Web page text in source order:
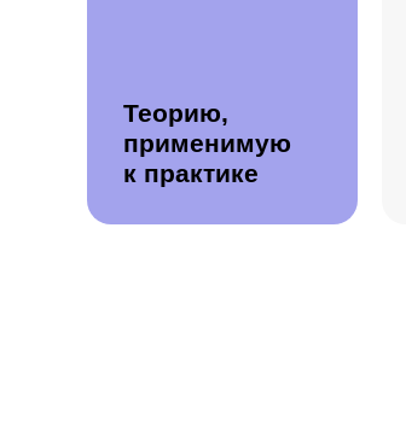
Теорию,
применимую
к практике